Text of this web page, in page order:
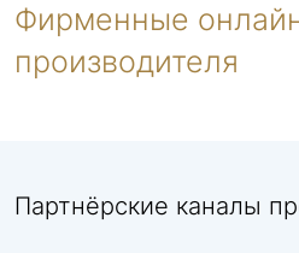
Фирменные
производителя
Партнёрские каналы